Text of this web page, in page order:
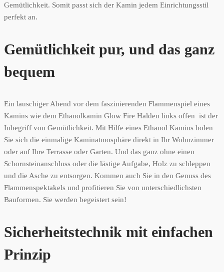
Gemütlichkeit. Somit passt sich der Kamin jedem Einrichtungsstil
perfekt an.
Gemütlichkeit pur, und das ganz
bequem
Ein lauschiger Abend vor dem faszinierenden Flammenspiel eines
Kamins wie dem Ethanolkamin Glow Fire Halden links offen ist der
Inbegriff von Gemütlichkeit. Mit Hilfe eines Ethanol Kamins holen
Sie sich die einmalige Kaminatmosphäre direkt in Ihr Wohnzimmer
oder auf Ihre Terrasse oder Garten. Und das ganz ohne einen
Schornsteinanschluss oder die lästige Aufgabe, Holz zu schleppen
und die Asche zu entsorgen. Kommen auch Sie in den Genuss des
Flammenspektakels und profitieren Sie von unterschiedlichsten
Bauformen. Sie werden begeistert sein!
Sicherheitstechnik mit einfachen
Prinzip